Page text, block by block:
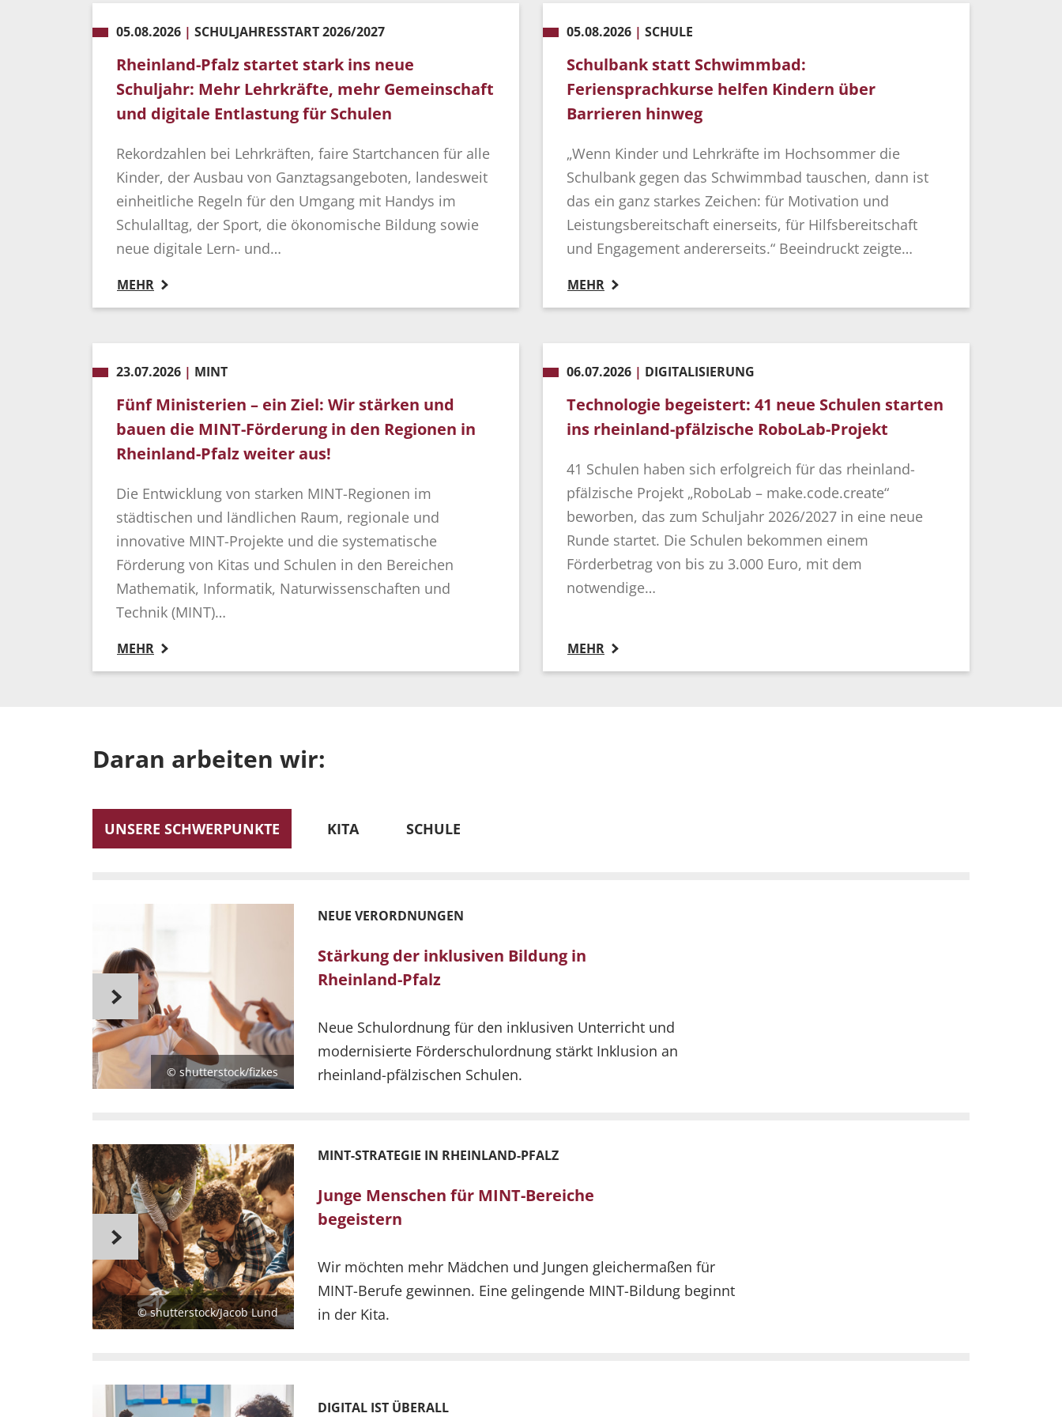
05.08.2026 | SCHULJAHRESSTART 2026/2027
Rheinland-Pfalz startet stark ins neue
Schuljahr: Mehr Lehrkräfte, mehr Gemeinschaft
und digitale Entlastung für Schulen
Rekordzahlen bei Lehrkräften, faire Startchancen für alle
Kinder, der Ausbau von Ganztagsangeboten, landesweit
einheitliche Regeln für den Umgang mit Handys im
Schulalltag, der Sport, die ökonomische Bildung sowie
neue digitale Lern- und…
MEHR
05.08.2026 | SCHULE
Schulbank statt Schwimmbad:
Feriensprachkurse helfen Kindern über
Barrieren hinweg
„Wenn Kinder und Lehrkräfte im Hochsommer die
Schulbank gegen das Schwimmbad tauschen, dann ist
das ein ganz starkes Zeichen: für Motivation und
Leistungsbereitschaft einerseits, für Hilfsbereitschaft
und Engagement andererseits.“ Beeindruckt zeigte…
MEHR
23.07.2026 | MINT
Fünf Ministerien – ein Ziel: Wir stärken und
bauen die MINT-Förderung in den Regionen in
Rheinland-Pfalz weiter aus!
Die Entwicklung von starken MINT-Regionen im
städtischen und ländlichen Raum, regionale und
innovative MINT-Projekte und die systematische
Förderung von Kitas und Schulen in den Bereichen
Mathematik, Informatik, Naturwissenschaften und
Technik (MINT)…
MEHR
06.07.2026 | DIGITALISIERUNG
Technologie begeistert: 41 neue Schulen starten
ins rheinland-pfälzische RoboLab-Projekt
41 Schulen haben sich erfolgreich für das rheinland-
pfälzische Projekt „RoboLab – make.code.create“
beworben, das zum Schuljahr 2026/2027 in eine neue
Runde startet. Die Schulen bekommen einem
Förderbetrag von bis zu 3.000 Euro, mit dem
notwendige…
MEHR
Daran arbeiten wir:
UNSERE SCHWERPUNKTE KITA SCHULE
© shutterstock/fizkes
NEUE VERORDNUNGEN
Stärkung der inklusiven Bildung in
Rheinland-Pfalz
Neue Schulordnung für den inklusiven Unterricht und
modernisierte Förderschulordnung stärkt Inklusion an
rheinland-pfälzischen Schulen.
© shutterstock/Jacob Lund
MINT-STRATEGIE IN RHEINLAND-PFALZ
Junge Menschen für MINT-Bereiche
begeistern
Wir möchten mehr Mädchen und Jungen gleichermaßen für
MINT-Berufe gewinnen. Eine gelingende MINT-Bildung beginnt
in der Kita.
DIGITAL IST ÜBERALL